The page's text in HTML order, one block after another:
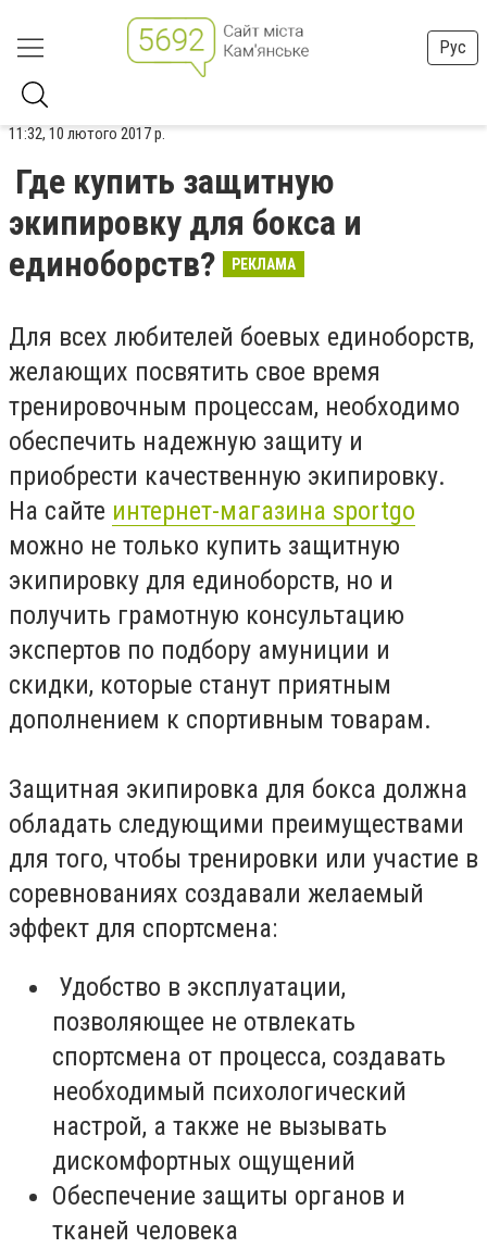
Рус
11:32, 10 лютого 2017 р.
Где купить защитную
экипировку для бокса и
единоборств?
РЕКЛАМА
Для всех любителей боевых единоборств,
желающих посвятить свое время
тренировочным процессам, необходимо
обеспечить надежную защиту и
приобрести качественную экипировку.
На сайте интернет-магазина sportgo
можно не только купить защитную
экипировку для единоборств, но и
получить грамотную консультацию
экспертов по подбору амуниции и
скидки, которые станут приятным
дополнением к спортивным товарам.
Защитная экипировка для бокса должна
обладать следующими преимуществами
для того, чтобы тренировки или участие в
соревнованиях создавали желаемый
эффект для спортсмена:
Удобство в эксплуатации,
позволяющее не отвлекать
спортсмена от процесса, создавать
необходимый психологический
настрой, а также не вызывать
дискомфортных ощущений
Обеспечение защиты органов и
тканей человека